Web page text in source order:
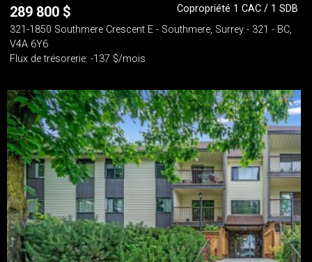
289 800 $
Copropriété 1 CAC / 1 SDB
321-1850 Southmere Crescent E - Southmere, Surrey - 321 - BC,
V4A 6Y6
Flux de trésorerie: -137 $/mois